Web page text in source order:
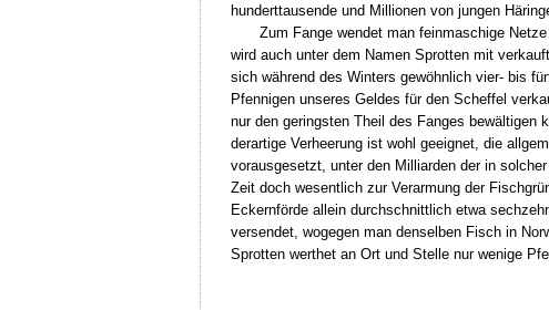
hunderttausende und Millionen von jungen
Zum Fange wendet man feinmaschige
wird auch unter dem Namen Sprotten mit
sich während des Winters gewöhnlich vier- bis
Pfennigen unseres Geldes für den Scheffel
nur den geringsten Theil des Fanges bewältigen
derartige Verheerung ist wohl geeignet, die
vorausgesetzt, unter den Milliarden der in
Zeit doch wesentlich zur Verarmung der
Eckernförde allein durchschnittlich etwa
versendet, wogegen man denselben Fisch in
Sprotten werthet an Ort und Stelle nur wenige